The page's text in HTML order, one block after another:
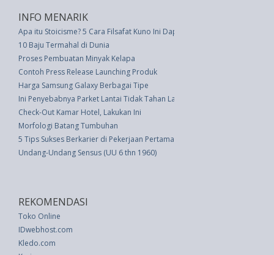
INFO MENARIK
Apa itu Stoicisme? 5 Cara Filsafat Kuno Ini Dapat Meningkatkan
10 Baju Termahal di Dunia
Proses Pembuatan Minyak Kelapa
Contoh Press Release Launching Produk
Harga Samsung Galaxy Berbagai Tipe
Ini Penyebabnya Parket Lantai Tidak Tahan Lama
Check-Out Kamar Hotel, Lakukan Ini
Morfologi Batang Tumbuhan
5 Tips Sukses Berkarier di Pekerjaan Pertama Setelah Lulus
Undang-Undang Sensus (UU 6 thn 1960)
REKOMENDASI
Toko Online
IDwebhost.com
Kledo.com